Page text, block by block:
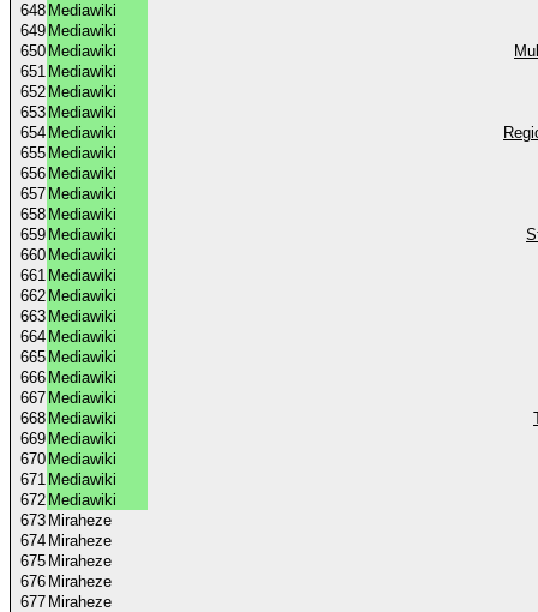
648 Mediawiki
649 Mediawiki
650 Mediawiki
651 Mediawiki
652 Mediawiki
653 Mediawiki
654 Mediawiki
655 Mediawiki
656 Mediawiki
657 Mediawiki
658 Mediawiki
659 Mediawiki
660 Mediawiki
661 Mediawiki
662 Mediawiki
663 Mediawiki
664 Mediawiki
665 Mediawiki
666 Mediawiki
667 Mediawiki
668 Mediawiki
669 Mediawiki
670 Mediawiki
671 Mediawiki
672 Mediawiki
673 Miraheze
674 Miraheze
675 Miraheze
676 Miraheze
677 Miraheze